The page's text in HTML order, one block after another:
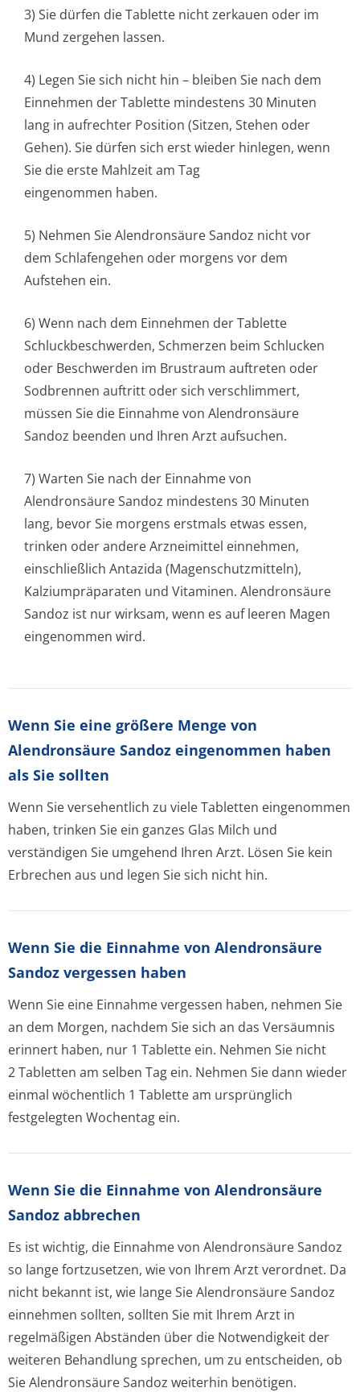
3) Sie dürfen die Tablette nicht zerkauen oder im
Mund zergehen lassen.
4) Legen Sie sich nicht hin – bleiben Sie nach dem
Einnehmen der Tablette mindestens 30 Minuten
lang in aufrechter Position (Sitzen, Stehen oder
Gehen). Sie dürfen sich erst wieder hinlegen, wenn
Sie die erste Mahlzeit am Tag
eingenommen haben.
5) Nehmen Sie Alendronsäure Sandoz nicht vor
dem Schlafengehen oder morgens vor dem
Aufstehen ein.
6) Wenn nach dem Einnehmen der Tablette
Schluckbeschwerden, Schmerzen beim Schlucken
oder Beschwerden im Brustraum auftreten oder
Sodbrennen auftritt oder sich verschlimmert,
müssen Sie die Einnahme von Alendronsäure
Sandoz beenden und Ihren Arzt aufsuchen.
7) Warten Sie nach der Einnahme von
Alendronsäure Sandoz mindestens 30 Minuten
lang, bevor Sie morgens erstmals etwas essen,
trinken oder andere Arzneimittel einnehmen,
einschließlich Antazida (Magenschutzmit­teln),
Kalziumpräparaten und Vitaminen. Alendronsäure
Sandoz ist nur wirksam, wenn es auf leeren Magen
eingenommen wird.
Wenn Sie eine größere Menge von
Alendronsäure Sandoz eingenommen haben
als Sie sollten
Wenn Sie versehentlich zu viele Tabletten eingenommen
haben, trinken Sie ein ganzes Glas Milch und
verständigen Sie umgehend Ihren Arzt. Lösen Sie kein
Erbrechen aus und legen Sie sich nicht hin.
Wenn Sie die Einnahme von Alendronsäure
Sandoz vergessen haben
Wenn Sie eine Einnahme vergessen haben, nehmen Sie
an dem Morgen, nachdem Sie sich an das Versäumnis
erinnert haben, nur 1 Tablette ein. Nehmen Sie nicht
2 Tabletten am selben Tag ein. Nehmen Sie dann wieder
einmal wöchentlich 1 Tablette am ursprünglich
festgelegten Wochentag ein.
Wenn Sie die Einnahme von Alendronsäure
Sandoz abbrechen
Es ist wichtig, die Einnahme von Alendronsäure Sandoz
so lange fortzusetzen, wie von Ihrem Arzt verordnet. Da
nicht bekannt ist, wie lange Sie Alendronsäure Sandoz
einnehmen sollten, sollten Sie mit Ihrem Arzt in
regelmäßigen Abständen über die Notwendigkeit der
weiteren Behandlung sprechen, um zu entscheiden, ob
Sie Alendronsäure Sandoz weiterhin benötigen.